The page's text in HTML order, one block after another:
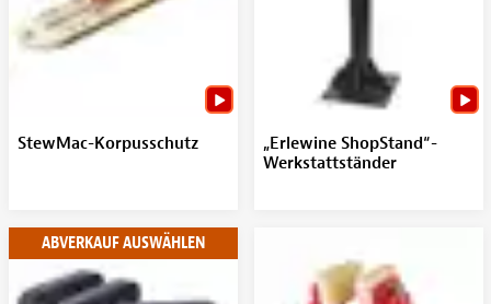
StewMac-Korpusschutz
„Erlewine ShopStand“-
Werkstattständer
ABVERKAUF AUSWÄHLEN